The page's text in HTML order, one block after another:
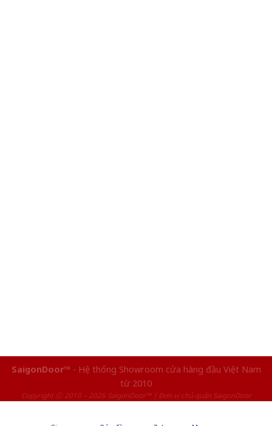
SaigonDoor™ - Hệ thống Showroom cửa hàng đầu Việt Nam
từ 2010
Copyright ⓒ 2010 – 2026 SaigonDoor™ | Đơn vị chủ quản SaigonDoor